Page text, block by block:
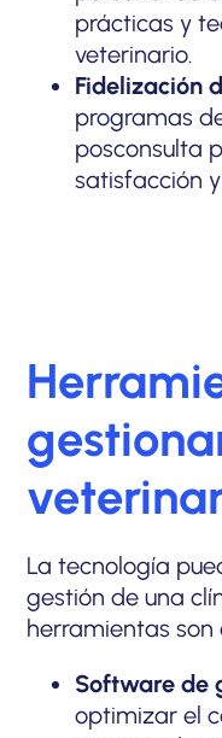
prácticas y
veterinario.
Fidelización
programas
posconsulta
satisfacción
La tecnología
gestión de una
herramientas son
Software de
optimizar el